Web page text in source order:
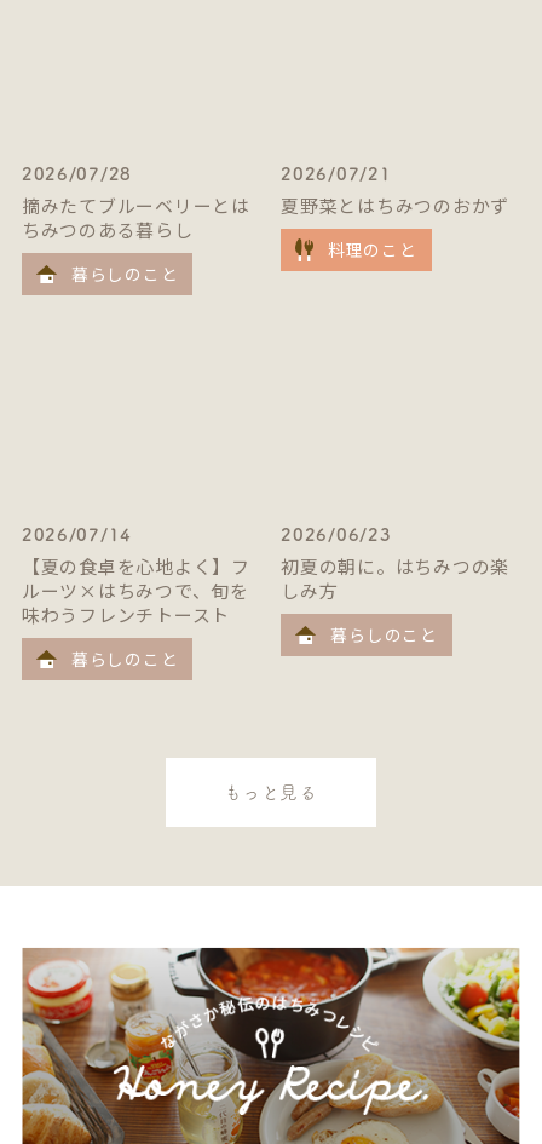
2026/07/28
摘みたてブルーベリーとは
ちみつのある暮らし
暮らしのこと
2026/07/21
夏野菜とはちみつのおかず
料理のこと
2026/07/14
【夏の食卓を心地よく】フ
ルーツ×はちみつで、旬を
味わうフレンチトースト
暮らしのこと
2026/06/23
初夏の朝に。はちみつの楽
しみ方
暮らしのこと
もっと見る